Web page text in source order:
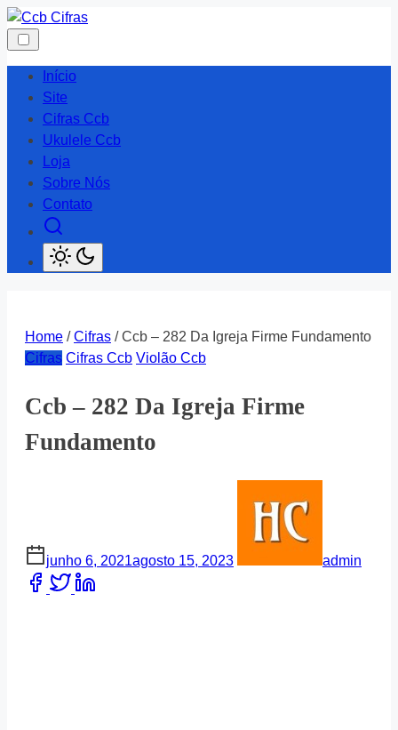
Skip
Início
Site
Cifras Ccb
Ukulele Ccb
Loja
Sobre Nós
Contato
Home /Cifras / Ccb – 282 Da Igreja Firme Fundamento
Cifras Cifras Ccb Violão Ccb
Ccb – 282 Da Igreja Firme
Fundamento
junho 6, 2021agosto 15, 2023
admin
Share